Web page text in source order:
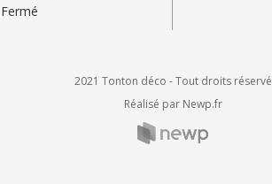
Fermé
2021 Tonton déco - Tout droits réservé
Réalisé par Newp.fr